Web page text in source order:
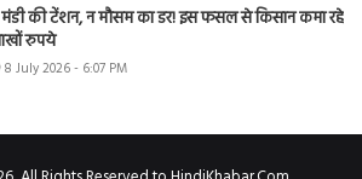
की टेंशन, न मौसम का डर! इस फसल से किसान कमा रहे
रुपये
8 July 2026 - 6:07 PM